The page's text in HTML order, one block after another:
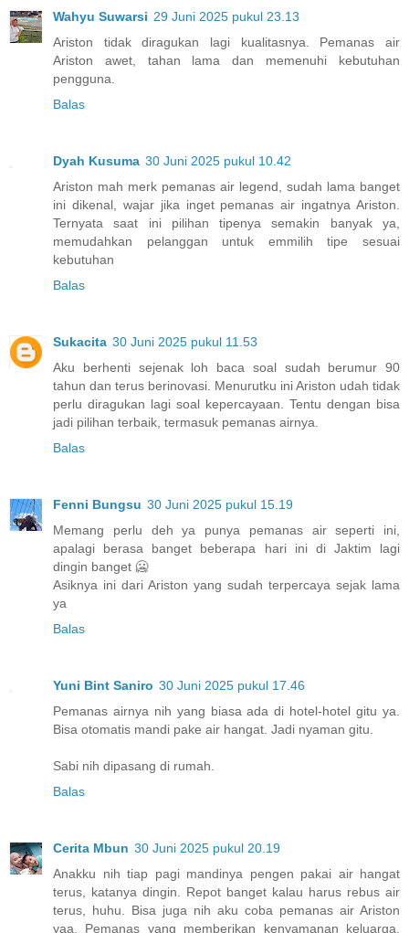
Wahyu Suwarsi 29 Juni 2025 pukul 23.13
Ariston tidak diragukan lagi kualitasnya. Pemanas air
Ariston awet, tahan lama dan memenuhi kebutuhan
pengguna.
Balas
Dyah Kusuma 30 Juni 2025 pukul 10.42
Ariston mah merk pemanas air legend, sudah lama banget
ini dikenal, wajar jika inget pemanas air ingatnya Ariston.
Ternyata saat ini pilihan tipenya semakin banyak ya,
memudahkan pelanggan untuk emmilih tipe sesuai
kebutuhan
Balas
Sukacita 30 Juni 2025 pukul 11.53
Aku berhenti sejenak loh baca soal sudah berumur 90
tahun dan terus berinovasi. Menurutku ini Ariston udah tidak
perlu diragukan lagi soal kepercayaan. Tentu dengan bisa
jadi pilihan terbaik, termasuk pemanas airnya.
Balas
Fenni Bungsu 30 Juni 2025 pukul 15.19
Memang perlu deh ya punya pemanas air seperti ini,
apalagi berasa banget beberapa hari ini di Jaktim lagi
dingin banget 🥶
Asiknya ini dari Ariston yang sudah terpercaya sejak lama
ya
Balas
Yuni Bint Saniro 30 Juni 2025 pukul 17.46
Pemanas airnya nih yang biasa ada di hotel-hotel gitu ya.
Bisa otomatis mandi pake air hangat. Jadi nyaman gitu.
Sabi nih dipasang di rumah.
Balas
Cerita Mbun 30 Juni 2025 pukul 20.19
Anakku nih tiap pagi mandinya pengen pakai air hangat
terus, katanya dingin. Repot banget kalau harus rebus air
terus, huhu. Bisa juga nih aku coba pemanas air Ariston
yaa. Pemanas yang memberikan kenyamanan keluarga,